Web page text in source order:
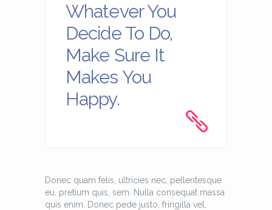
Whatever You
Decide To Do,
Make Sure It
Makes You
Happy.
Donec quam felis, ultricies nec, pellentesque
eu, pretium quis, sem. Nulla consequat massa
quis enim. Donec pede justo, fringilla vel,